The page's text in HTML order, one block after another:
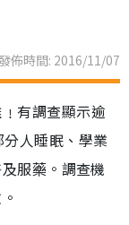
發佈時間: 2016/11/07
有調查顯示逾
人睡眠、學業
服藥。調查機